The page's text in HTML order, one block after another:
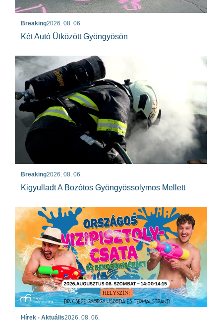
Breaking2026. 08. 06.
Két Autó Ütközött Gyöngyösön
Breaking2026. 08. 06.
Kigyulladt A Bozótos Gyöngyössolymos Mellett
Hírek - Aktuális2026. 08. 06.